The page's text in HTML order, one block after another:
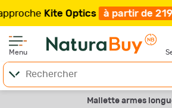
Kite Optics à partir de 219€ /
Menu
Mallette armes